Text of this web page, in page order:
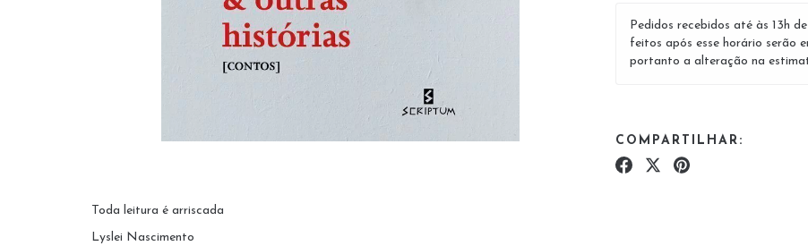
Pedidos recebidos até às 13h
feitos após esse horário serão
portanto a alteração na
COMPARTILHAR:
Toda leitura é arriscada
Lyslei Nascimento